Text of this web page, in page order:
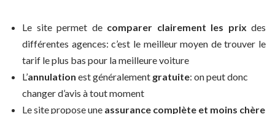
Le site permet de comparer clairement les prix des
différentes agences: c’est le meilleur moyen de trouver le
tarif le plus bas pour la meilleure voiture
L’annulation est généralement gratuite: on peut donc
changer d’avis à tout moment
Le site propose une assurance complète et moins chère